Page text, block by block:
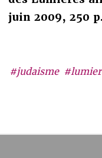
#judaisme
juin 2009, 250